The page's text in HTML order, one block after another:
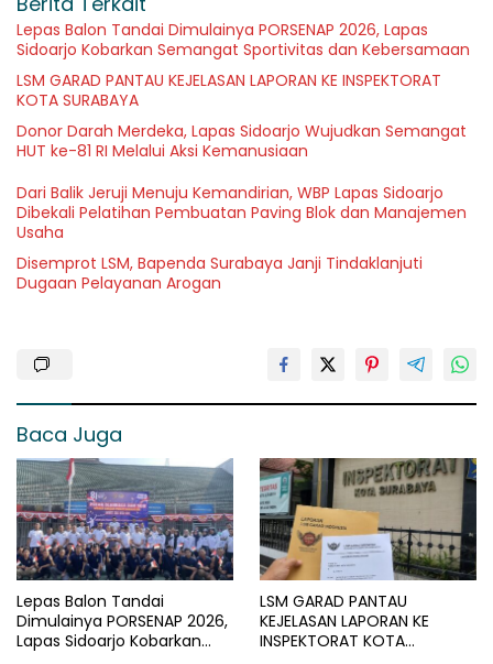
Lepas Balon Tandai Dimulainya PORSENAP 2026, Lapas
Sidoarjo Kobarkan Semangat Sportivitas dan Kebersamaan
LSM GARAD PANTAU KEJELASAN LAPORAN KE INSPEKTORAT
KOTA SURABAYA
Donor Darah Merdeka, Lapas Sidoarjo Wujudkan Semangat
HUT ke-81 RI Melalui Aksi Kemanusiaan
Dari Balik Jeruji Menuju Kemandirian, WBP Lapas Sidoarjo
Dibekali Pelatihan Pembuatan Paving Blok dan Manajemen
Usaha
Disemprot LSM, Bapenda Surabaya Janji Tindaklanjuti
Dugaan Pelayanan Arogan
Baca Juga
Lepas Balon Tandai
Dimulainya PORSENAP 2026,
Lapas Sidoarjo Kobarkan
LSM GARAD PANTAU
KEJELASAN LAPORAN KE
INSPEKTORAT KOTA